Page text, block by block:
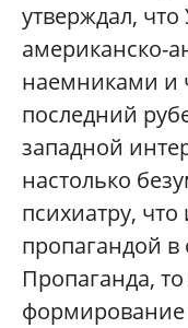
утверждал,
американско-
наемниками и
последний
западной
настолько
психиатру, что
пропагандой
Пропаганда,